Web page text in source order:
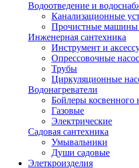
Водоотведение и
Канализационные
Прочистные машины
Инженерная сантехника
Инструмент и
Опрессовочные
Трубы
Циркуляционные
Водонагреватели
Бойлеры косвенного
Газовые
Электрические
Садовая сантехника
Умывальники
Души садовые
Элеткроизделия